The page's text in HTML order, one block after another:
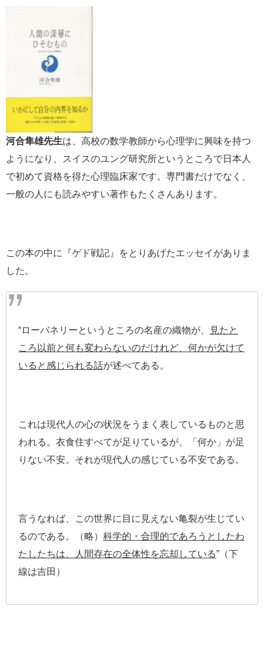
河合隼雄先生は、高校の数学教師から心理学に興味を持つ
ようになり、スイスのユング研究所というところで日本人
で初めて資格を得た心理臨床家です。専門書だけでなく、
一般の人にも読みやすい著作もたくさんあります。
この本の中に『ゲド戦記』をとりあげたエッセイがありま
した。
“ローバネリーというところの名産の織物が、
見たと
ころ以前と何も変わらないのだけれど、何かが欠けて
いると感じられる話が述べてある。
これは現代人の心の状況をうまく表しているものと思
われる。衣食住すべてが足りているが、「何か」が足
りない不安。それが現代人の感じている不安である。
言うなれば、この世界に目に見えない亀裂が生じてい
るのである。（略） 科学的・合理的であろうとしたわ
たしたちは、人間存在の全体性を忘却している”（下
線は吉田）